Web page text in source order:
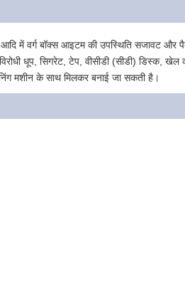
आदि में वर्ग बॉक्स आइटम की उपस्थिति सजावट और
धूप, सिगरेट, टेप, वीसीडी (सीडी) डिस्क, खेल
मशीन के साथ मिलकर बनाई जा सकती है।